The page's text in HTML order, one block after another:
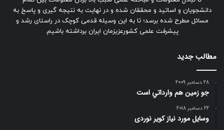
دانشجویان و اساتید و محققان شده و در نهایت به نتیجه گیری و پاسخ به
مسائل مطرح شده برسد؛ تا به این وسیله قدمی کوچک در راستای رشد و
پیشرفت علمی کشورعزیزمان ایران برداشته باشیم.
مطالب جدید
28 دسامبر 2009
جو زمين هم وارداتي است
22 دسامبر 2018
وسایل مورد نیاز کویر نوردی